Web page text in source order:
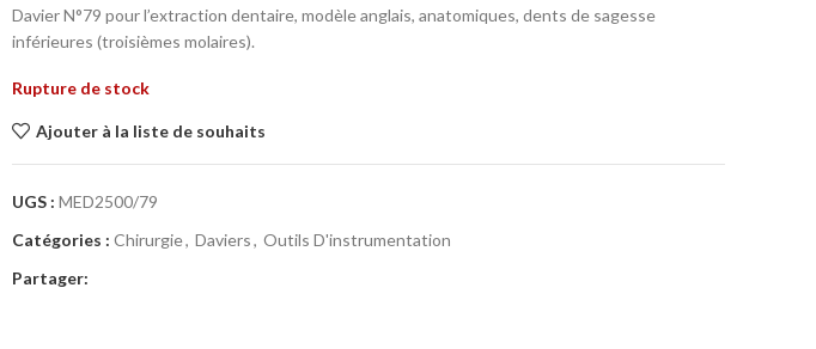
Davier N°79 pour l’extraction dentaire, modèle anglais, anatomiques, dents de sagesse
inférieures (troisièmes molaires).
Rupture de stock
Ajouter à la liste de souhaits
UGS : MED2500/79
Catégories : Chirurgie, Daviers, Outils D'instrumentation
Partager: